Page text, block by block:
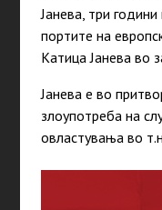
Јанева, три
портите на
Катица Јанева во
Јанева е во
злоупотреба на
овластувања во т.н